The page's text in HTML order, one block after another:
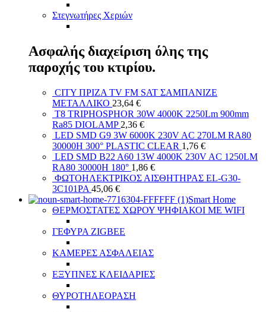
Στεγνωτήρες Χεριών
Ασφαλής διαχείριση όλης της
παροχής του κτιρίου.
CITY ΠΡΙΖΑ TV FM SAT ΣΑΜΠΑΝΙΖΕ
ΜΕΤΑΛΛΙΚΟ 23,64 €
T8 TRIPHOSPHOR 30W 4000K 2250Lm 900mm
Ra85 DIOLAMP 2,36 €
LED SMD G9 3W 6000K 230V AC 270LM RA80
30000H 300° PLASTIC CLEAR 1,76 €
LED SMD B22 A60 13W 4000K 230V AC 1250LM
RA80 30000H 180° 1,86 €
ΦΩΤΟΗΛΕΚΤΡΙΚΟΣ ΑΙΣΘΗΤΗΡΑΣ EL-G30-
3C101PA 45,06 €
Smart Home
ΘΕΡΜΟΣΤΑΤΕΣ ΧΩΡΟΥ ΨΗΦΙΑΚΟΙ ΜΕ WIFI
ΓΕΦΥΡΑ ZIGBEE
ΚΑΜΕΡΕΣ ΑΣΦΑΛΕΙΑΣ
ΕΞΥΠΝΕΣ ΚΛΕΙΔΑΡΙΕΣ
ΘΥΡΟΤΗΛΕΟΡΑΣΗ